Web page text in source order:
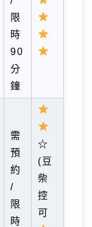
限
時
90
分
鐘
需
預
約
/
限
時
☆
(豆
柴
控
可